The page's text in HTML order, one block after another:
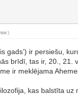
.)
brīdī, tas ir, 20.,
ir meklējama
kas balstīta